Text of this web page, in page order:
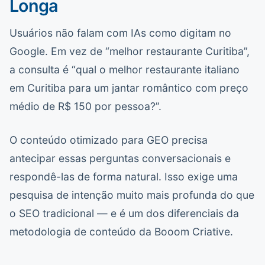
Longa
Usuários não falam com IAs como digitam no
Google. Em vez de “melhor restaurante Curitiba”,
a consulta é “qual o melhor restaurante italiano
em Curitiba para um jantar romântico com preço
médio de R$ 150 por pessoa?”.
O conteúdo otimizado para GEO precisa
antecipar essas perguntas conversacionais e
respondê-las de forma natural. Isso exige uma
pesquisa de intenção muito mais profunda do que
o SEO tradicional — e é um dos diferenciais da
metodologia de conteúdo da Booom Criative.